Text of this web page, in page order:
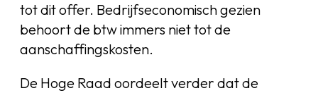
tot dit offer. Bedrijfseconomisch gezien
behoort de btw immers niet tot de
aanschaffingskosten.
De Hoge Raad oordeelt verder dat de